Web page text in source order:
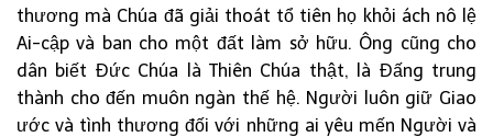
thương mà Chúa đã giải thoát tổ tiên họ khỏi ách nô lệ
Ai-cập và ban cho một đất làm sở hữu. Ông cũng cho
dân biết Đức Chúa là Thiên Chúa thật, là Đấng trung
thành cho đến muôn ngàn thế hệ. Người luôn giữ Giao
ước và tình thương đối với những ai yêu mến Người và